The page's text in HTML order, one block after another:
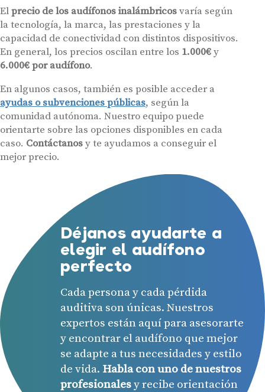
Elprecio de los audífonos inalámbricosvaría según
la tecnología, la marca, las prestaciones y la
capacidad de conectividad con distintos dispositivos.
En general, los precios oscilan entre los 1.000€y
6.000€ por audífono.
En algunos casos, también es posible acceder a
ayudas o subvenciones públicas, según la
comunidad autónoma. Nuestro equipo puede
orientarte sobre las opciones disponibles en cada
caso. Contáctanosy te ayudamos a conseguir el
mejor precio.
Déjanos ayudarte a
elegir el audífono
perfecto
Cada persona y cada pérdida
auditiva son únicas. Nuestros
expertos están aquí para asesorarte
y encontrar el audífono que mejor
se adapte a tus necesidades y estilo
de vida. Habla con uno de nuestros
profesionalesy recibe orientación